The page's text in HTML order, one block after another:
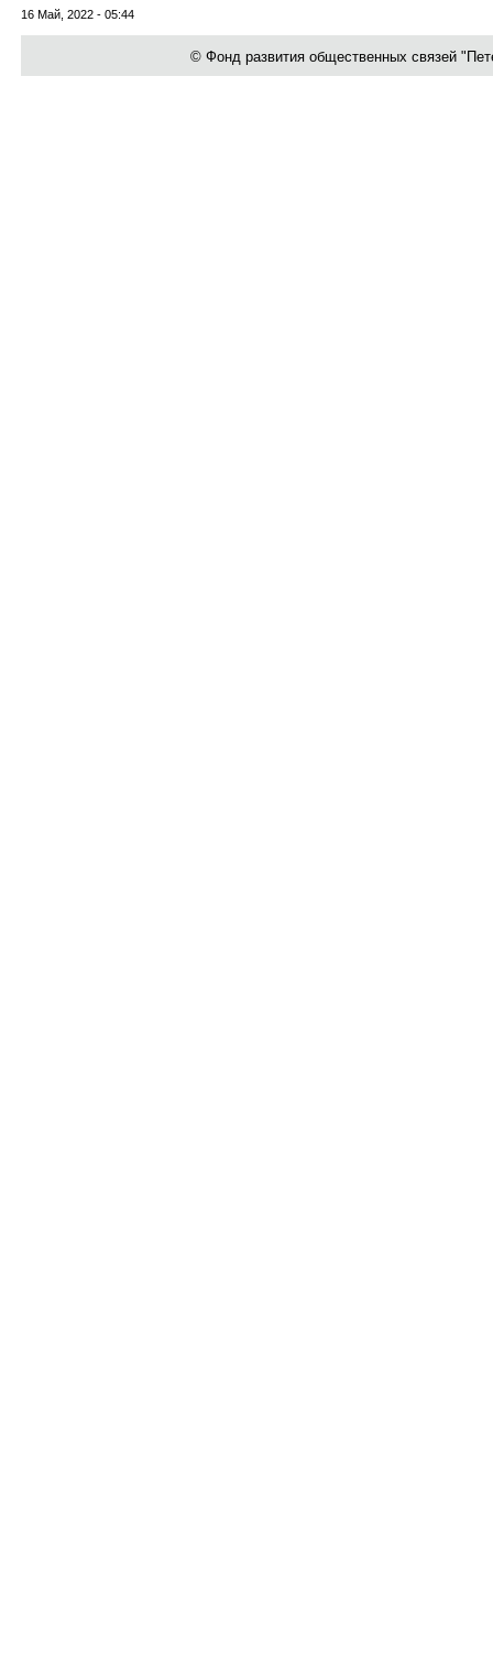
16 Май, 2022 - 05:44
© Фонд развития общественных связей